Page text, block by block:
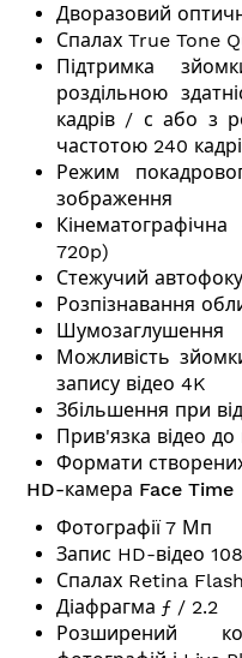
Дворазовий
Спалах True Tone
Підтримка
роздільною
кадрів / с або з
частотою 240
Режим
зображення
Кінематографічна
720p)
Стежучий
Розпізнавання
Шумозаглушення
Можливість
запису відео 4K
Збільшення при
Прив'язка відео
Формати
HD-камера Face Time
Фотографії 7 Мп
Запис HD-відео
Спалах Retina Flash
Діафрагма ƒ / 2.2
Розширений